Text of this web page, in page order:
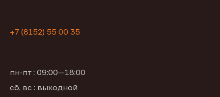
+7 (8152) 55 00 35
пн-пт : 09:00—18:00
сб, вс : выходной